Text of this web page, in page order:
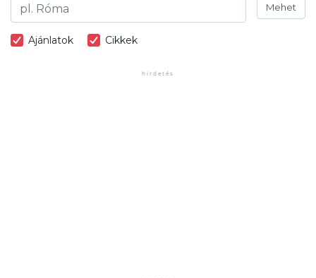
Mehet
Ajánlatok Cikkek